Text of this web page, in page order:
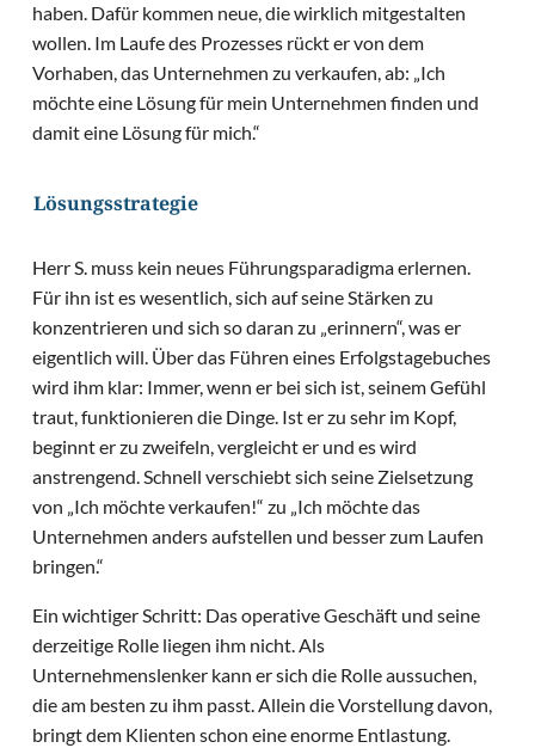
haben. Dafür kommen neue, die wirklich mitgestalten
wollen. Im Laufe des Prozesses rückt er von dem
Vorhaben, das Unternehmen zu verkaufen, ab: „Ich
möchte eine Lösung für mein Unternehmen finden und
damit eine Lösung für mich.“
Lösungsstrategie
Herr S. muss kein neues Führungsparadigma erlernen.
Für ihn ist es wesentlich, sich auf seine Stärken zu
konzentrieren und sich so daran zu „erinnern“, was er
eigentlich will. Über das Führen eines Erfolgstagebuches
wird ihm klar: Immer, wenn er bei sich ist, seinem Gefühl
traut, funktionieren die Dinge. Ist er zu sehr im Kopf,
beginnt er zu zweifeln, vergleicht er und es wird
anstrengend. Schnell verschiebt sich seine Zielsetzung
von „Ich möchte verkaufen!“ zu „Ich möchte das
Unternehmen anders aufstellen und besser zum Laufen
bringen.“
Ein wichtiger Schritt: Das operative Geschäft und seine
derzeitige Rolle liegen ihm nicht. Als
Unternehmenslenker kann er sich die Rolle aussuchen,
die am besten zu ihm passt. Allein die Vorstellung davon,
bringt dem Klienten schon eine enorme Entlastung.